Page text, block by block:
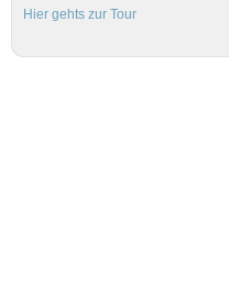
Hier gehts zur Tour